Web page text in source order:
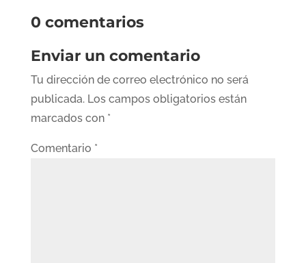
0 comentarios
Enviar un comentario
Tu dirección de correo electrónico no será
publicada. Los campos obligatorios están
marcados con *
Comentario *